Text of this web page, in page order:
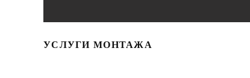
УСЛУГИ МОНТАЖА